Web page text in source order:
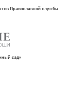
Православной службы
сад»